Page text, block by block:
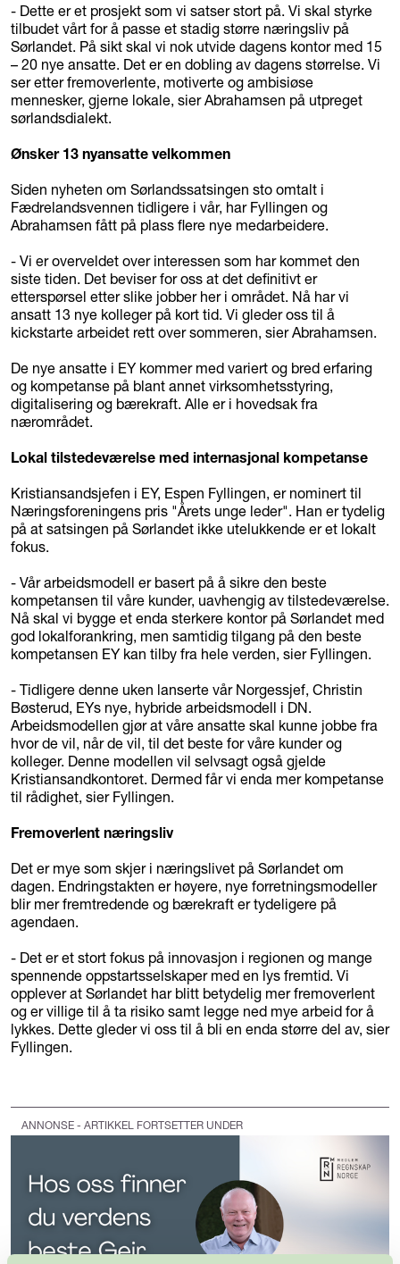
- Dette er et prosjekt som vi satser stort på. Vi skal styrke
tilbudet vårt for å passe et stadig større næringsliv på
Sørlandet. På sikt skal vi nok utvide dagens kontor med 15
– 20 nye ansatte. Det er en dobling av dagens størrelse. Vi
ser etter fremoverlente, motiverte og ambisiøse
mennesker, gjerne lokale, sier Abrahamsen på utpreget
sørlandsdialekt.
Ønsker 13 nyansatte velkommen
Siden nyheten om Sørlandssatsingen sto omtalt i
Fædrelandsvennen tidligere i vår, har Fyllingen og
Abrahamsen fått på plass flere nye medarbeidere.
- Vi er overveldet over interessen som har kommet den
siste tiden. Det beviser for oss at det definitivt er
etterspørsel etter slike jobber her i området. Nå har vi
ansatt 13 nye kolleger på kort tid. Vi gleder oss til å
kickstarte arbeidet rett over sommeren, sier Abrahamsen.
De nye ansatte i EY kommer med variert og bred erfaring
og kompetanse på blant annet virksomhetsstyring,
digitalisering og bærekraft. Alle er i hovedsak fra
nærområdet.
Lokal tilstedeværelse med internasjonal kompetanse
Kristiansandsjefen i EY, Espen Fyllingen, er nominert til
Næringsforeningens pris "Årets unge leder". Han er tydelig
på at satsingen på Sørlandet ikke utelukkende er et lokalt
fokus.
- Vår arbeidsmodell er basert på å sikre den beste
kompetansen til våre kunder, uavhengig av tilstedeværelse.
Nå skal vi bygge et enda sterkere kontor på Sørlandet med
god lokalforankring, men samtidig tilgang på den beste
kompetansen EY kan tilby fra hele verden, sier Fyllingen.
- Tidligere denne uken lanserte vår Norgessjef, Christin
Bøsterud, EYs nye, hybride arbeidsmodell i DN.
Arbeidsmodellen gjør at våre ansatte skal kunne jobbe fra
hvor de vil, når de vil, til det beste for våre kunder og
kolleger. Denne modellen vil selvsagt også gjelde
Kristiansandkontoret. Dermed får vi enda mer kompetanse
til rådighet, sier Fyllingen.
Fremoverlent næringsliv
Det er mye som skjer i næringslivet på Sørlandet om
dagen. Endringstakten er høyere, nye forretningsmodeller
blir mer fremtredende og bærekraft er tydeligere på
agendaen.
- Det er et stort fokus på innovasjon i regionen og mange
spennende oppstartsselskaper med en lys fremtid. Vi
opplever at Sørlandet har blitt betydelig mer fremoverlent
og er villige til å ta risiko samt legge ned mye arbeid for å
lykkes. Dette gleder vi oss til å bli en enda større del av, sier
Fyllingen.
ANNONSE - ARTIKKEL FORTSETTER UNDER